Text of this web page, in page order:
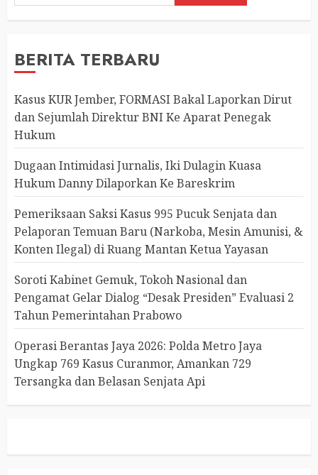
BERITA TERBARU
Kasus KUR Jember, FORMASI Bakal Laporkan Dirut
dan Sejumlah Direktur BNI Ke Aparat Penegak
Hukum
Dugaan Intimidasi Jurnalis, Iki Dulagin Kuasa
Hukum Danny Dilaporkan Ke Bareskrim
Pemeriksaan Saksi Kasus 995 Pucuk Senjata dan
Pelaporan Temuan Baru (Narkoba, Mesin Amunisi, &
Konten Ilegal) di Ruang Mantan Ketua Yayasan
Soroti Kabinet Gemuk, Tokoh Nasional dan
Pengamat Gelar Dialog “Desak Presiden” Evaluasi 2
Tahun Pemerintahan Prabowo
Operasi Berantas Jaya 2026: Polda Metro Jaya
Ungkap 769 Kasus Curanmor, Amankan 729
Tersangka dan Belasan Senjata Api